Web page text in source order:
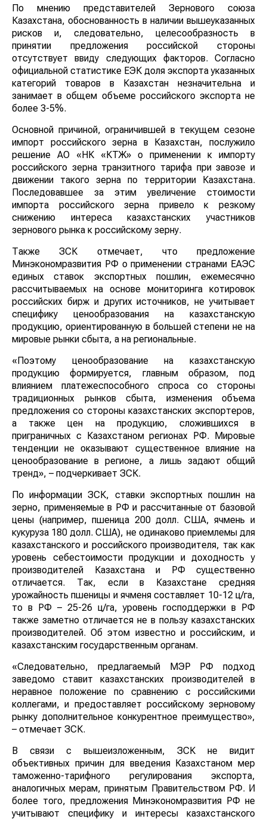
По мнению представителей Зернового союза
Казахстана, обоснованность в наличии вышеуказанных
рисков и, следовательно, целесообразность в
принятии предложения российской стороны
отсутствует ввиду следующих факторов. Согласно
официальной статистике ЕЭК доля экспорта указанных
категорий товаров в Казахстан незначительна и
занимает в общем объеме российского экспорта не
более 3-5%.
Основной причиной, ограничившей в текущем сезоне
импорт российского зерна в Казахстан, послужило
решение АО «НК «КТЖ» о применении к импорту
российского зерна транзитного тарифа при завозе и
движении такого зерна по территории Казахстана.
Последовавшее за этим увеличение стоимости
импорта российского зерна привело к резкому
снижению интереса казахстанских участников
зернового рынка к российскому зерну.
Также ЗСК отмечает, что предложение
Минэкономразвития РФ о применении странами ЕАЭС
единых ставок экспортных пошлин, ежемесячно
рассчитываемых на основе мониторинга котировок
российских бирж и других источников, не учитывает
специфику ценообразования на казахстанскую
продукцию, ориентированную в большей степени не на
мировые рынки сбыта, а на региональные.
«Поэтому ценообразование на казахстанскую
продукцию формируется, главным образом, под
влиянием платежеспособного спроса со стороны
традиционных рынков сбыта, изменения объема
предложения со стороны казахстанских экспортеров,
а также цен на продукцию, сложившихся в
приграничных с Казахстаном регионах РФ. Мировые
тенденции не оказывают существенное влияние на
ценообразование в регионе, а лишь задают общий
тренд», – подчеркивает ЗСК.
По информации ЗСК, ставки экспортных пошлин на
зерно, применяемые в РФ и рассчитанные от базовой
цены (например, пшеница 200 долл. США, ячмень и
кукуруза 180 долл. США), не одинаково приемлемы для
казахстанского и российского производителя, так как
уровень себестоимости продукции и доходность у
производителей Казахстана и РФ существенно
отличается. Так, если в Казахстане средняя
урожайность пшеницы и ячменя составляет 10-12 ц/га,
то в РФ – 25-26 ц/га, уровень господдержки в РФ
также заметно отличается не в пользу казахстанских
производителей. Об этом известно и российским, и
казахстанским государственным органам.
«Следовательно, предлагаемый МЭР РФ подход
заведомо ставит казахстанских производителей в
неравное положение по сравнению с российскими
коллегами, и предоставляет российскому зерновому
рынку дополнительное конкурентное преимущество»,
– отмечает ЗСК.
В связи с вышеизложенным, ЗСК не видит
объективных причин для введения Казахстаном мер
таможенно-тарифного регулирования экспорта,
аналогичных мерам, принятым Правительством РФ. И
более того, предложения Минэкономразвития РФ не
учитывают специфику и интересы казахстанского